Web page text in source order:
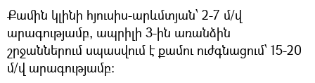
Քամին կլինի հյուսիս-արևմտյան՝ 2-7 մ/վ
արագությամբ, ապրիլի 3-ին առանձին
շրջաններում սպասվում է քամու ուժգնացում՝ 15-20
մ/վ արագությամբ: